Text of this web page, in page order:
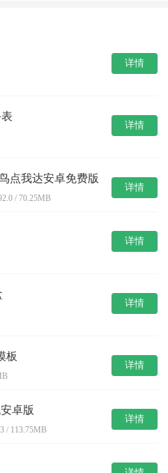
详情
详情
点我达安卓免费版
/ 70.25MB
详情
详情
详情
板
详情
卓版
/ 113.75MB
详情